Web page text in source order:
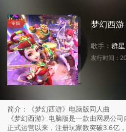
专辑 梦幻西游
歌手： 群星
发行时间：
简介：《梦幻西游》电脑版同人曲
《梦幻西游》电脑版是一款由网易公
正式运营以来，注册玩家数突破3.6亿